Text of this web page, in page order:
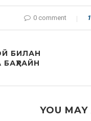
0 comment 1
БИЛАН
YOU